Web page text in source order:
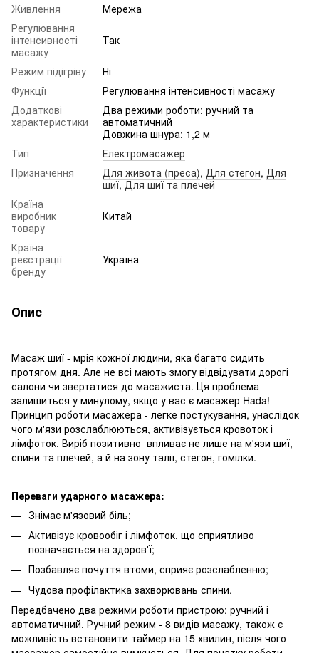
Живлення
Мережа
Регулювання
інтенсивності
масажу
Так
Режим підігріву
Ні
Функції
Регулювання інтенсивності масажу
Додаткові
характеристики
Два режими роботи: ручний та
автоматичний
Довжина шнура: 1,2 м
Тип
Електромасажер
Призначення
Для живота (преса), Для стегон, Для
шиї,Для шиї та плечей
Країна
виробник
товару
Китай
Країна
реєстрації
бренду
Україна
Опис
Масаж шиї - мрія кожної людини, яка багато сидить
протягом дня. Але не всі мають змогу відвідувати дорогі
салони чи звертатися до масажиста. Ця проблема
залишиться у минулому, якщо у вас є масажер Hada!
Принцип роботи масажера - легке постукування, унаслідок
чого м'язи розслаблюються, активізується кровоток і
лімфоток. Виріб позитивно впливає не лише на м'язи шиї,
спини та плечей, а й на зону талії, стегон, гомілки.
Переваги ударного масажера:
Знімає м'язовий біль;
Активізує кровообіг і лімфоток, що сприятливо
позначається на здоров'ї;
Позбавляє почуття втоми, сприяє розслабленню;
Чудова профілактика захворювань спини.
Передбачено два режими роботи пристрою: ручний і
автоматичний. Ручний режим - 8 видів масажу, також є
можливість встановити таймер на 15 хвилин, після чого